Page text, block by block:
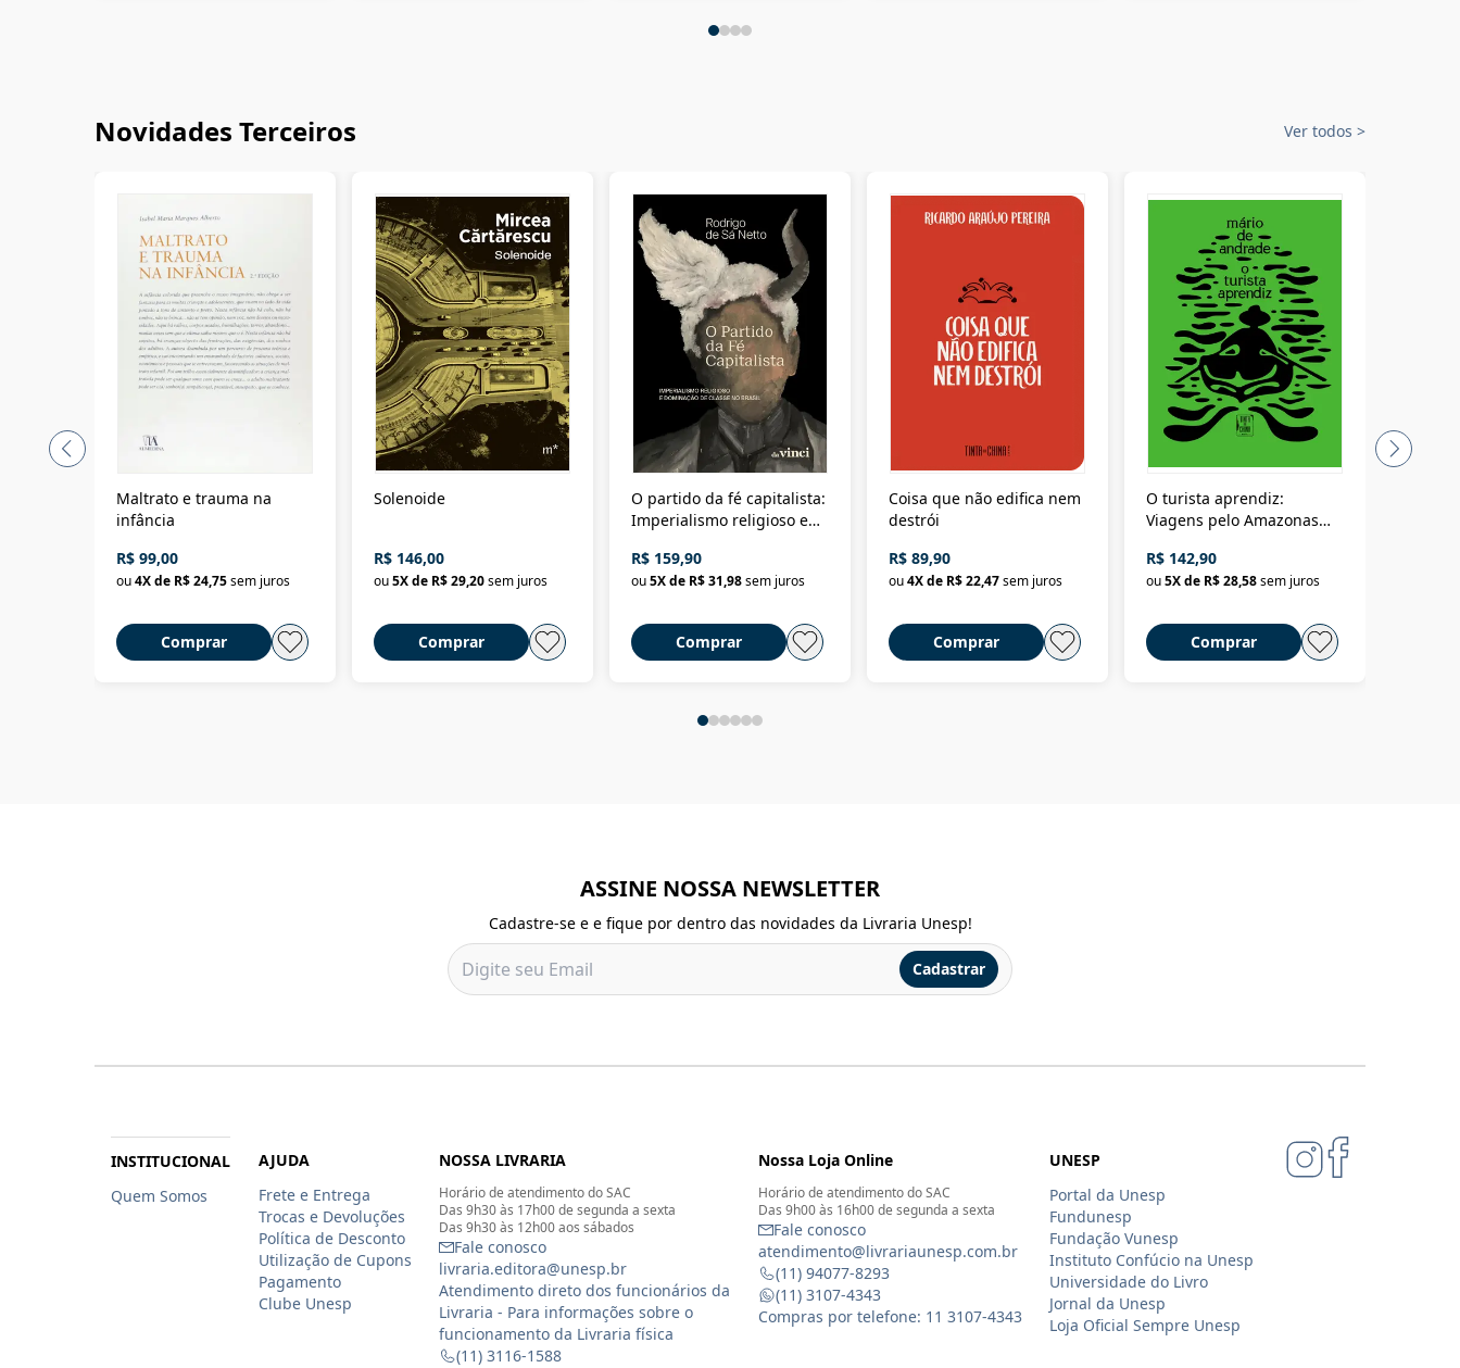
Novidades Terceiros Ver todos >
Maltrato e trauma na
infância
R$ 99,00
ou4X de R$ 24,75sem juros
Comprar
Solenoide
R$ 146,00
ou5X de R$ 29,20sem juros
Comprar
O partido da fé capitalista:
Imperialismo religioso e
Brasil
R$ 159,90
ou5X de R$ 31,98sem juros
Comprar
Coisa que não edifica nem
destrói
R$ 89,90
ou4X de R$ 22,47sem juros
Comprar
O turista aprendiz:
Viagens pelo Amazonas
até a Bolívia e por Marajó
até dizer chega
R$ 142,90
ou5X de R$ 28,58sem juros
Comprar
ASSINE NOSSA NEWSLETTER
Cadastre-se e e fique por dentro das novidades da Livraria Unesp!
Cadastrar
INSTITUCIONAL
Quem Somos
AJUDA
Frete e Entrega
Trocas e Devoluções
Política de Desconto
Utilização de Cupons
Pagamento
Clube Unesp
NOSSA LIVRARIA
Horário de atendimento do SAC
Das 9h30 às 17h00 de segunda a sexta
Das 9h30 às 12h00 aos sábados
Fale conosco
livraria.editora@unesp.br
Atendimento direto dos funcionários da
Livraria - Para informações sobre o
funcionamento da Livraria física
(11) 3116-1588
Nossa Loja Online
Horário de atendimento do SAC
Das 9h00 às 16h00 de segunda a sexta
Fale conosco
atendimento@livrariaunesp.com.br
(11) 94077-8293
(11) 3107-4343
Compras por telefone: 11 3107-4343
UNESP
Portal da Unesp
Fundunesp
Fundação Vunesp
Instituto Confúcio na Unesp
Universidade do Livro
Jornal da Unesp
Loja Oficial Sempre Unesp